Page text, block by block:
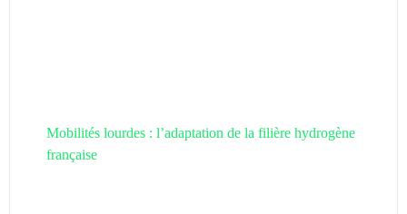
Mobilités lourdes : l’adaptation de la filière hydrogène
française